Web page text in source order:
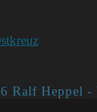
Ralf Heppel -